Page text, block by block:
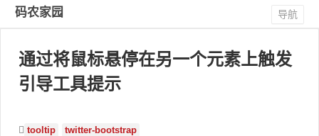
码农家园 导航
通过将鼠标悬停在另一个元素上触发
引导工具提示
tooltip twitter-bootstrap